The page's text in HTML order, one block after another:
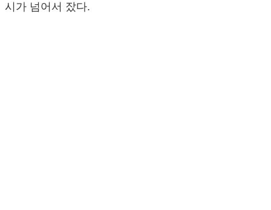
시가 넘어서 잤다.